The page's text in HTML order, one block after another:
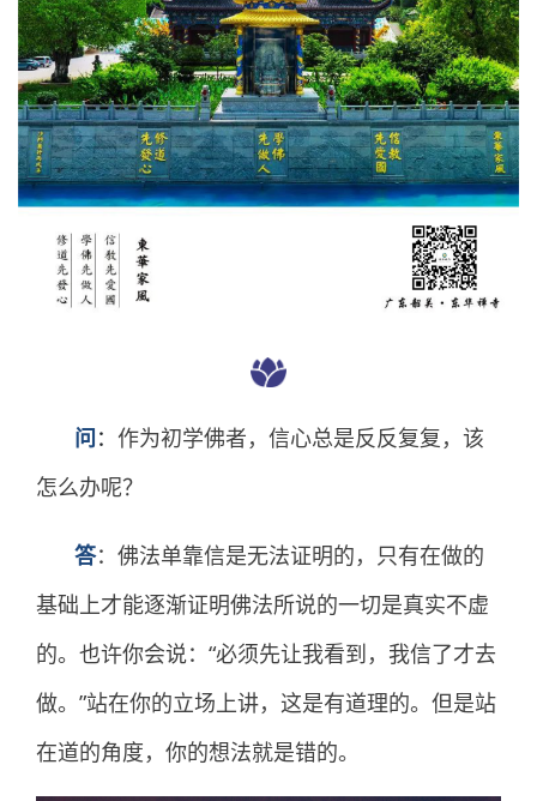
问： 作为初学佛者，信心总是反反复复，该
怎么办呢？
答： 佛法单靠信是无法证明的，只有在做的
基础上才能逐渐证明佛法所说的一切是真实不虚
的。也许你会说：“必须先让我看到，我信了才去
做。”站在你的立场上讲，这是有道理的。但是站
在道的角度，你的想法就是错的。